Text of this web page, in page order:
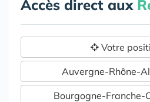
Accès direct aux
Votre
Auvergne-Rhône-
Bourgogne-Franche-